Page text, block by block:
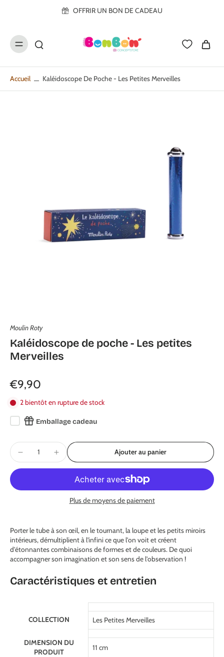
OFFRIR UN BON DE CADEAU
Accueil Kaléidoscope De Poche - Les Petites Merveilles
Moulin Roty
Kaléidoscope de poche - Les petites
Merveilles
€9,90
2 bientôt en rupture de stock
Emballage cadeau
Ajouter au panier
Plus de moyens de paiement
Porter le tube à son œil, en le tournant, la loupe et les petits miroirs
intérieurs, démultiplient à l'infini ce que l'on voit et créent
d'étonnantes combinaisons de formes et de couleurs. De quoi
accompagner son imagination et son sens de l'observation !
Caractéristiques et entretien
COLLECTION Les Petites Merveilles
DIMENSION DU
PRODUIT
11 cm